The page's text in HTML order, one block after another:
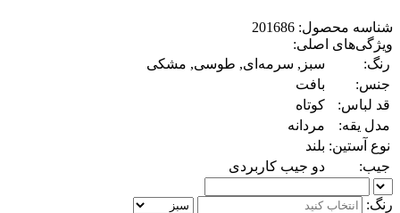
شناسه محصول: 201686
ویژگی‌های اصلی:
رنگ:
سبز, سرمه‌ای, طوسی, مشکی
جنس:
بافت
قد لباس:
کوتاه
مدل یقه:
مردانه
نوع آستین: بلند
جیب:
دو جیب کاربردی
رنگ: